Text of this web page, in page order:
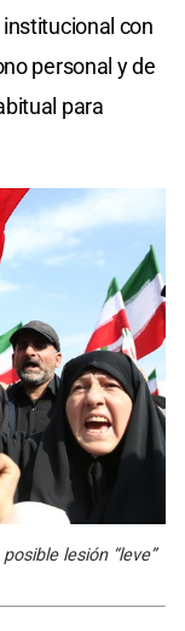
con
personal y de
para
lesión “leve”